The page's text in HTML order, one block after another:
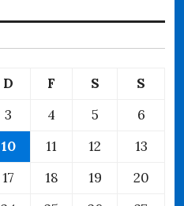
D F S
S
3 4 5
6
10 11 12
13
17 18 19
20